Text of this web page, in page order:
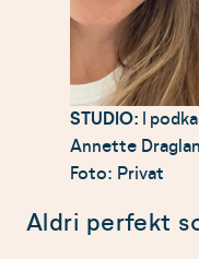
STUDIO: I
Annette
Foto: Privat
Aldri perfekt